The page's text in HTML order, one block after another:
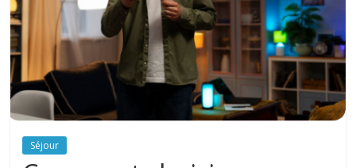
Séjour